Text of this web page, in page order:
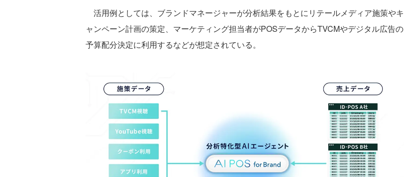
活用例としては、ブランドマネージャーが分析結果をもとにリテールメディア施策やキ
ャンペーン計画の策定、マーケティング担当者がPOSデータからTVCMやデジタル広告の
予算配分決定に利用するなどが想定されている。